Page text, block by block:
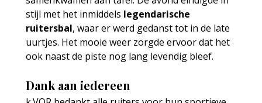
stijl met het inmiddels legendarische
ruitersbal, waar er werd gedanst tot in de late
uurtjes. Het mooie weer zorgde ervoor dat het
ook naast de piste nog lang levendig bleef.
Dank aan iedereen